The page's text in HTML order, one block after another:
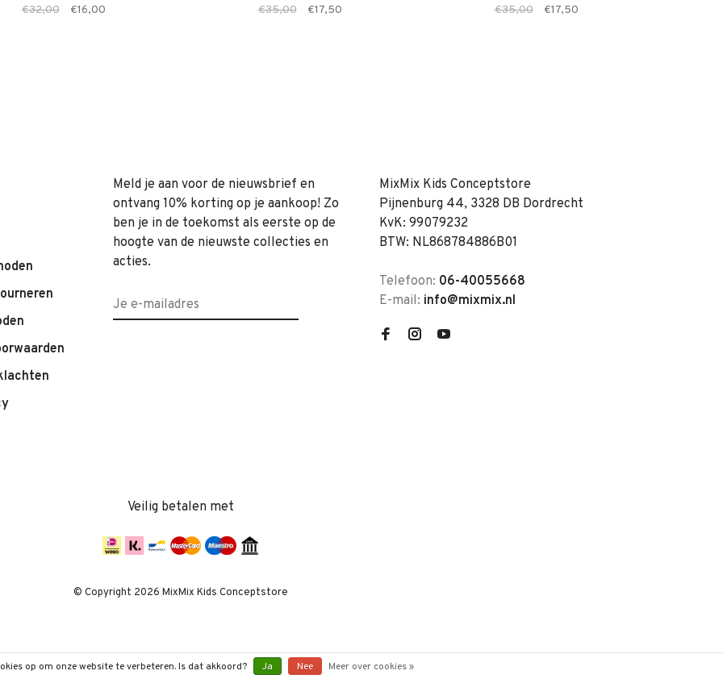
€32,00 €16,00 €35,00 €17,50 €35,00 €17,50
Meld je aan voor de nieuwsbrief en
ontvang 10% korting op je aankoop! Zo
ben je in de toekomst als eerste op de
hoogte van de nieuwste collecties en
acties.
MixMix Kids Conceptstore
Pijnenburg 44, 3328 DB Dordrecht
KvK: 99079232
BTW: NL868784886B01
Telefoon: 06-40055668
E-mail: info@mixmix.nl
Veilig betalen met
© Copyright 2026 MixMix Kids Conceptstore
op om onze website te verbeteren. Is dat akkoord? Ja Nee Meer over cookies »